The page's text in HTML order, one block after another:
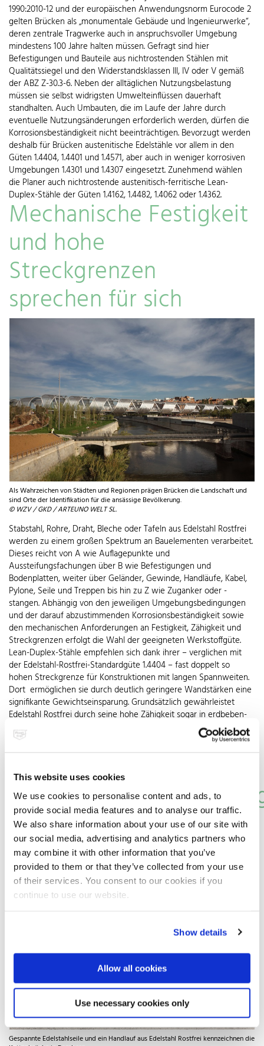
This website uses cookies
We use cookies to personalise content and ads, to
provide social media features and to analyse our traffic.
We also share information about your use of our site with
our social media, advertising and analytics partners who
may combine it with other information that you’ve
provided to them or that they’ve collected from your use
of their services. You consent to our cookies if you
continue to use our website.
Show details
Allow all cookies
Use necessary cookies only
1990:2010-12 und der europäischen Anwendungsnorm Eurocode 2
gelten Brücken als „monumentale Gebäude und Ingenieurwerke“,
deren zentrale Tragwerke auch in anspruchsvoller Umgebung
mindestens 100 Jahre halten müssen. Gefragt sind hier
Befestigungen und Bauteile aus nichtrostenden Stählen mit
Qualitätssiegel und den Widerstandsklassen III, IV oder V gemäß
der ABZ Z-30.3-6. Neben der alltäglichen Nutzungsbelastung
müssen sie selbst widrigsten Umwelteinflüssen dauerhaft
standhalten. Auch Umbauten, die im Laufe der Jahre durch
eventuelle Nutzungsänderungen erforderlich werden, dürfen die
Korrosionsbeständigkeit nicht beeinträchtigen. Bevorzugt werden
deshalb für Brücken austenitische Edelstähle vor allem in den
Güten 1.4404, 1.4401 und 1.4571, aber auch in weniger korrosiven
Umgebungen 1.4301 und 1.4307 eingesetzt. Zunehmend wählen
die Planer auch nichtrostende austenitisch-ferritische Lean-
Duplex-Stähle der Güten 1.4162, 1.4482, 1.4062 oder 1.4362.
Mechanische Festigkeit
und hohe
Streckgrenzen
sprechen für sich
Als Wahrzeichen von Städten und Regionen prägen Brücken die Landschaft und
sind Orte der Identifikation für die ansässige Bevölkerung.
© WZV / GKD / ARTEUNO WELT SL.
Stabstahl, Rohre, Draht, Bleche oder Tafeln aus Edelstahl Rostfrei
werden zu einem großen Spektrum an Bauelementen verarbeitet.
Dieses reicht von A wie Auflagepunkte und
Aussteifungsfachungen über B wie Befestigungen und
Bodenplatten, weiter über Geländer, Gewinde, Handläufe, Kabel,
Pylone, Seile und Treppen bis hin zu Z wie Zuganker oder -
stangen. Abhängig von den jeweiligen Umgebungsbedingungen
und der darauf abzustimmenden Korrosionsbeständigkeit sowie
den mechanischen Anforderungen an Festigkeit, Zähigkeit und
Streckgrenzen erfolgt die Wahl der geeigneten Werkstoffgüte.
Lean-Duplex-Stähle empfehlen sich dank ihrer – verglichen mit
der Edelstahl-Rostfrei-Standardgüte 1.4404 – fast doppelt so
hohen Streckgrenze für Konstruktionen mit langen Spannweiten.
Dort ermöglichen sie durch deutlich geringere Wandstärken eine
signifikante Gewichtseinsparung. Grundsätzlich gewährleistet
Edelstahl Rostfrei durch seine hohe Zähigkeit sogar in erdbeben-
oder hurrikangefährdeten Regionen die erforderliche sichere
Widerstandskraft. Ein nicht zu vernachlässigender wirtschaftlicher
Zeit entsprechend verkürzt.
belegt lohnende
Investition
Gespannte Edelstahlseile und ein Handlauf aus Edelstahl Rostfrei kennzeichnen die